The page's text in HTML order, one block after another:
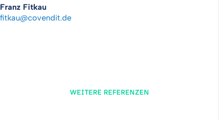
Franz Fitkau
fitkau@covendit.de
WEITERE REFERENZEN